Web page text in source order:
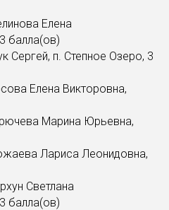
Елена
балла(ов)
Сергей, п. Степное Озеро, 3
Елена Викторовна,
Марина Юрьевна,
Лариса Леонидовна,
Светлана
балла(ов)